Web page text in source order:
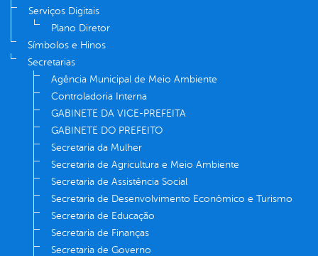
Serviços Digitais
Plano Diretor
Símbolos e Hinos
Secretarias
Agência Municipal de Meio Ambiente
Controladoria Interna
GABINETE DA VICE-PREFEITA
GABINETE DO PREFEITO
Secretaria da Mulher
Secretaria de Agricultura e Meio Ambiente
Secretaria de Assistência Social
Secretaria de Desenvolvimento Econômico e Turismo
Secretaria de Educação
Secretaria de Finanças
Secretaria de Governo